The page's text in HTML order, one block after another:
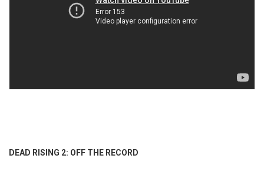
DEAD RISING 2: OFF THE RECORD